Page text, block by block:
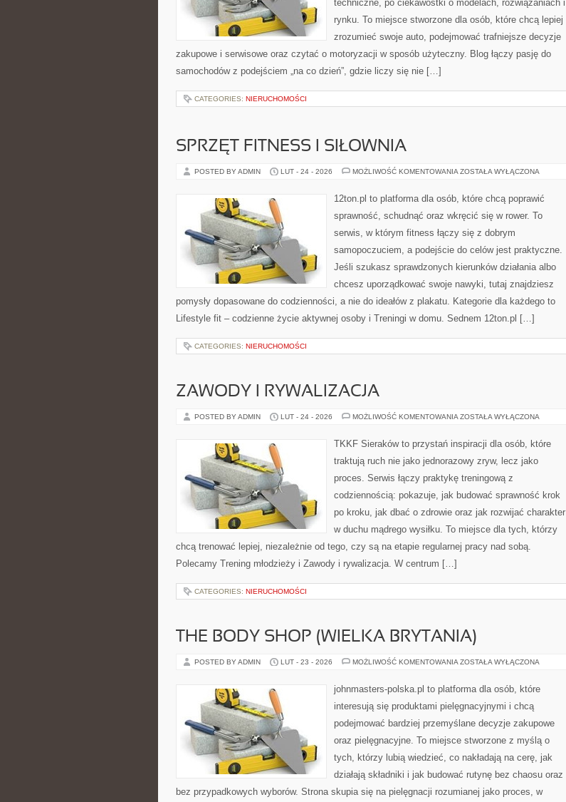
techniczne, po ciekawostki o modelach, rozwiązaniach i
rynku. To miejsce stworzone dla osób, które chcą lepiej
zrozumieć swoje auto, podejmować trafniejsze decyzje
zakupowe i serwisowe oraz czytać o motoryzacji w sposób użyteczny. Blog łączy pasję do
samochodów z podejściem „na co dzień”, gdzie liczy się nie […]
CATEGORIES: NIERUCHOMOŚCI
SPRZĘT FITNESS I SIŁOWNIA
POSTED BY ADMIN LUT - 24 - 2026 MOŻLIWOŚĆ KOMENTOWANIA SPRZĘT
SIŁOWNIA
ZOSTAŁA WYŁĄCZONA
12ton.pl to platforma dla osób, które chcą poprawić
sprawność, schudnąć oraz wkręcić się w rower. To
serwis, w którym fitness łączy się z dobrym
samopoczuciem, a podejście do celów jest praktyczne.
Jeśli szukasz sprawdzonych kierunków działania albo
chcesz uporządkować swoje nawyki, tutaj znajdziesz
pomysły dopasowane do codzienności, a nie do ideałów z plakatu. Kategorie dla każdego to
Lifestyle fit – codzienne życie aktywnej osoby i Treningi w domu. Sednem 12ton.pl […]
CATEGORIES: NIERUCHOMOŚCI
ZAWODY I RYWALIZACJA
POSTED BY ADMIN LUT - 24 - 2026 MOŻLIWOŚĆ KOMENTOWANIA ZAWODY
ZOSTAŁA WYŁĄCZONA
TKKF Sieraków to przystań inspiracji dla osób, które
traktują ruch nie jako jednorazowy zryw, lecz jako
proces. Serwis łączy praktykę treningową z
codziennością: pokazuje, jak budować sprawność krok
po kroku, jak dbać o zdrowie oraz jak rozwijać charakter
w duchu mądrego wysiłku. To miejsce dla tych, którzy
chcą trenować lepiej, niezależnie od tego, czy są na etapie regularnej pracy nad sobą.
Polecamy Trening młodzieży i Zawody i rywalizacja. W centrum […]
CATEGORIES: NIERUCHOMOŚCI
THE BODY SHOP (WIELKA BRYTANIA)
POSTED BY ADMIN LUT - 23 - 2026 MOŻLIWOŚĆ KOMENTOWANIA THE
(WIELKA
BRYTANIA)
ZOSTAŁA WYŁĄCZONA
johnmasters-polska.pl to platforma dla osób, które
interesują się produktami pielęgnacyjnymi i chcą
podejmować bardziej przemyślane decyzje zakupowe
oraz pielęgnacyjne. To miejsce stworzone z myślą o
tych, którzy lubią wiedzieć, co nakładają na cerę, jak
działają składniki i jak budować rutynę bez chaosu oraz
bez przypadkowych wyborów. Strona skupia się na pielęgnacji rozumianej jako proces, w